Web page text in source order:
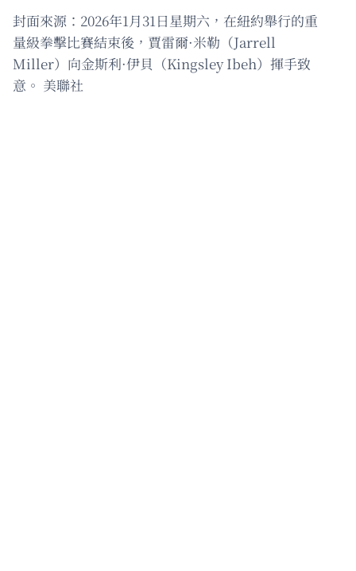
封面來源：2026年1月31日星期六，在紐約舉行的重
量級拳擊比賽結束後，賈雷爾·米勒（Jarrell
Miller）向金斯利·伊貝（Kingsley Ibeh）揮手致
意。 美聯社